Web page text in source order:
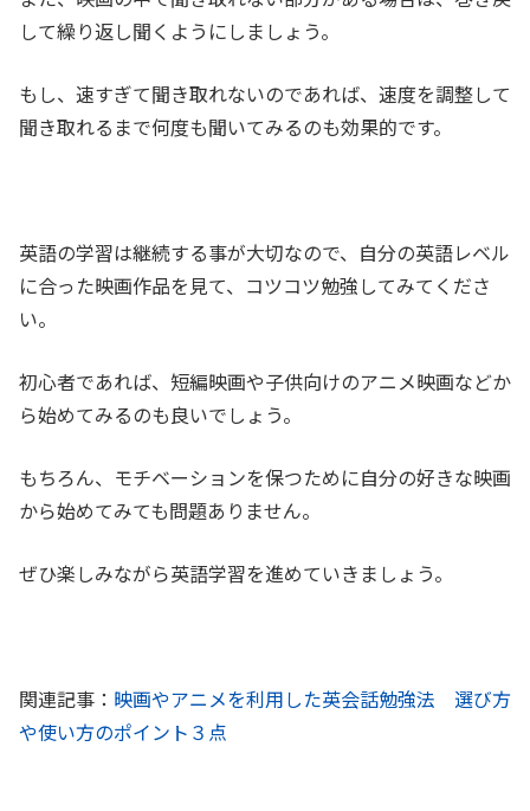
して繰り返し聞くようにしましょう。
もし、速すぎて聞き取れないのであれば、速度を調整して
聞き取れるまで何度も聞いてみるのも効果的です。
英語の学習は継続する事が大切なので、自分の英語レベル
に合った映画作品を見て、コツコツ勉強してみてくださ
い。
初心者であれば、短編映画や子供向けのアニメ映画などか
ら始めてみるのも良いでしょう。
もちろん、モチベーションを保つために自分の好きな映画
から始めてみても問題ありません。
ぜひ楽しみながら英語学習を進めていきましょう。
関連記事： 映画やアニメを利用した英会話勉強法 選び方
や使い方のポイント３点